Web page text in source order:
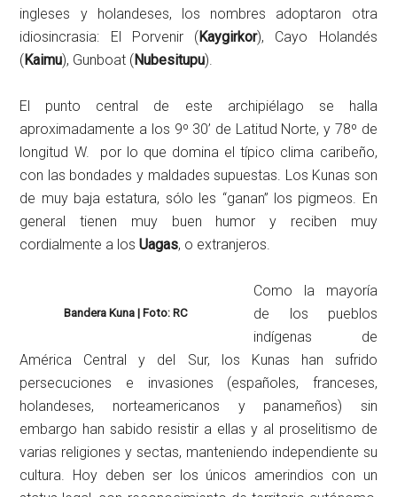
ingleses y holandeses, los nombres adoptaron otra
idiosincrasia: El Porvenir (Kaygirkor), Cayo Holandés
(Kaimu), Gunboat (Nubesitupu).
El punto central de este archipiélago se halla
aproximadamente a los 9º 30’ de Latitud Norte, y 78º de
longitud W. por lo que domina el típico clima caribeño,
con las bondades y maldades supuestas. Los Kunas son
de muy baja estatura, sólo les “ganan” los pigmeos. En
general tienen muy buen humor y reciben muy
cordialmente a losUagas, o extranjeros.
Bandera Kuna | Foto: RC
Como la mayoría
de los pueblos
indígenas de
América Central y del Sur, los Kunas han sufrido
persecuciones e invasiones (españoles, franceses,
holandeses, norteamericanos y panameños) sin
embargo han sabido resistir a ellas y al proselitismo de
varias religiones y sectas, manteniendo independiente su
cultura. Hoy deben ser los únicos amerindios con un